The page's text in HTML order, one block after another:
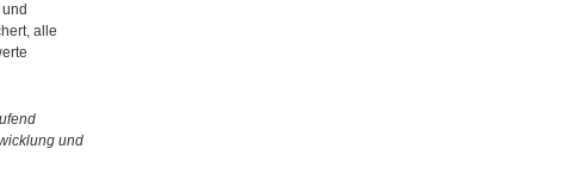
alle
und